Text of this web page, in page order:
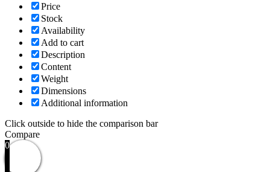
Price
Stock
Availability
Add to cart
Description
Content
Weight
Dimensions
Additional information
Click outside to hide the comparison bar
Compare
0